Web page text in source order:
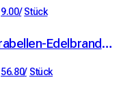
9.00/ Stück
Mirabellen-Edelbrand Kübler 41 % Vol. 50cl
56.80/ Stück